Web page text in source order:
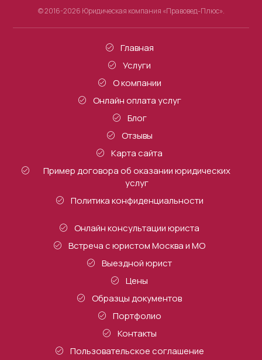
© 2016-2026 Юридическая компания «Правовед-Плюс».
Главная
Услуги
О компании
Онлайн оплата услуг
Блог
Отзывы
Карта сайта
Пример договора об оказании юридических
услуг
Политика конфиденциальности
Онлайн консультации юриста
Встреча с юристом Москва и МО
Выездной юрист
Цены
Образцы документов
Портфолио
Контакты
Пользовательское соглашение